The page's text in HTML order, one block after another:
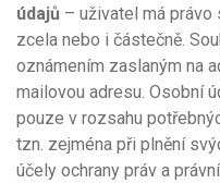
údajů – uživatel má
zcela nebo i částečně.
oznámením zaslaným na
mailovou adresu. Osobní
pouze v rozsahu
tzn. zejména při plnění
účely ochrany práv a